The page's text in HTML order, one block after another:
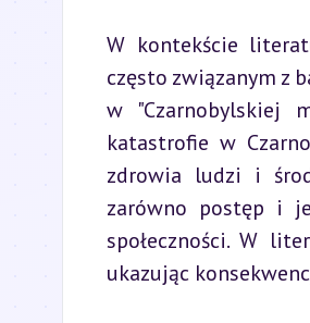
W kontekście
często związanym z
w "Czarnobylskiej
katastrofie w
zdrowia ludzi i
zarówno postęp i
społeczności. W
ukazując